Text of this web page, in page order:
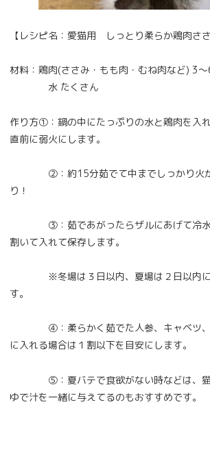
【レシピ名：愛猫用 しっとり柔らか鶏肉さ
材料：鶏肉(ささみ・もも肉・むね肉など) 3
水 たくさん
作り方①：鍋の中にたっぷりの水と鶏肉を入
直前に弱火にします。
②：約15分茹でて中までしっかり火が
り！
③：茹であがったらザルにあげて冷水
割いて入れて保存します。
※冬場は３日以内、夏場は２日以内に
す。
④：柔らかく茹でた人参、キャベツ、
に入れる場合は１割以下を目安にします。
⑤：夏バテで食欲がない時などは、猫
ゆで汁を一緒に与えてるのもおすすめです。